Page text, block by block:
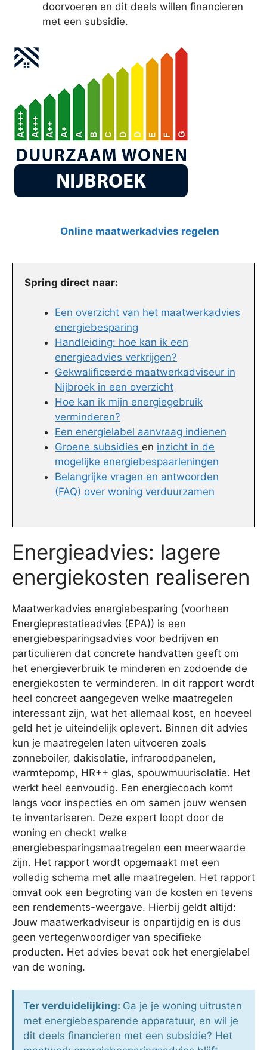
doorvoeren en dit deels willen financieren
met een subsidie.
Online maatwerkadvies regelen
Spring direct naar:
Een overzicht van het maatwerkadvies
energiebesparing
Handleiding: hoe kan ik een
energieadvies verkrijgen?
Gekwalificeerde maatwerkadviseur in
Nijbroek in een overzicht
Hoe kan ik mijn energiegebruik
verminderen?
Een energielabel aanvraag indienen
Groene subsidies en inzicht in de
mogelijke energiebespaarleningen
Belangrijke vragen en antwoorden
(FAQ) over woning verduurzamen
Energieadvies: lagere
energiekosten realiseren
Maatwerkadvies energiebesparing (voorheen
Energieprestatieadvies (EPA)) is een
energiebesparingsadvies voor bedrijven en
particulieren dat concrete handvatten geeft om
het energieverbruik te minderen en zodoende de
energiekosten te verminderen. In dit rapport wordt
heel concreet aangegeven welke maatregelen
interessant zijn, wat het allemaal kost, en hoeveel
geld het je uiteindelijk oplevert. Binnen dit advies
kun je maatregelen laten uitvoeren zoals
zonneboiler, dakisolatie, infraroodpanelen,
warmtepomp, HR++ glas, spouwmuurisolatie. Het
werkt heel eenvoudig. Een energiecoach komt
langs voor inspecties en om samen jouw wensen
te inventariseren. Deze expert loopt door de
woning en checkt welke
energiebesparingsmaatregelen een meerwaarde
zijn. Het rapport wordt opgemaakt met een
volledig schema met alle maatregelen. Het rapport
omvat ook een begroting van de kosten en tevens
een rendements-weergave. Hierbij geldt altijd:
Jouw maatwerkadviseur is onpartijdig en is dus
geen vertegenwoordiger van specifieke
producten. Het advies bevat ook het energielabel
van de woning.
Ter verduidelijking: Ga je je woning uitrusten
met energiebesparende apparatuur, en wil je
dit deels financieren met een subsidie? Het